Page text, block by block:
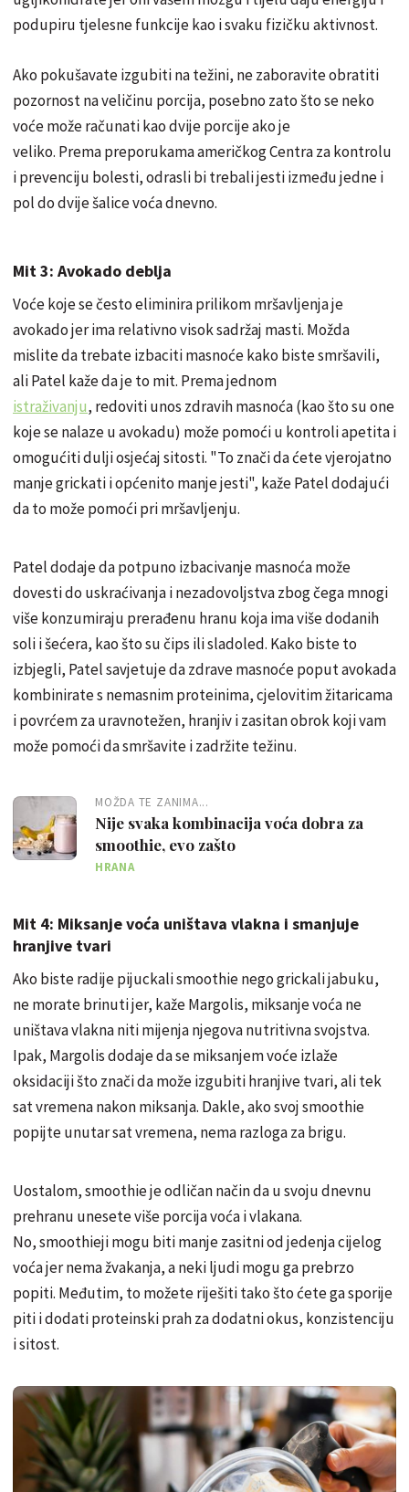
podupiru tjelesne funkcije kao i svaku fizičku aktivnost.
Ako pokušavate izgubiti na težini, ne zaboravite obratiti
pozornost na veličinu porcija, posebno zato što se neko
voće može računati kao dvije porcije ako je
veliko. Prema preporukama američkog Centra za kontrolu
i prevenciju bolesti, odrasli bi trebali jesti između jedne i
pol do dvije šalice voća dnevno.
Mit 3: Avokado deblja
Voće koje se često eliminira prilikom mršavljenja je
avokado jer ima relativno visok sadržaj masti. Možda
mislite da trebate izbaciti masnoće kako biste smršavili,
ali Patel kaže da je to mit. Prema jednom
istraživanju, redoviti unos zdravih masnoća (kao što su one
koje se nalaze u avokadu) može pomoći u kontroli apetita i
omogućiti dulji osjećaj sitosti. "To znači da ćete vjerojatno
manje grickati i općenito manje jesti", kaže Patel dodajući
da to može pomoći pri mršavljenju.
Patel dodaje da potpuno izbacivanje masnoća može
dovesti do uskraćivanja i nezadovoljstva zbog čega mnogi
više konzumiraju prerađenu hranu koja ima više dodanih
soli i šećera, kao što su čips ili sladoled. Kako biste to
izbjegli, Patel savjetuje da zdrave masnoće poput avokada
kombinirate s nemasnim proteinima, cjelovitim žitaricama
i povrćem za uravnotežen, hranjiv i zasitan obrok koji vam
može pomoći da smršavite i zadržite težinu.
MOŽDA TE ZANIMA...
Nije svaka kombinacija voća dobra za
smoothie, evo zašto
HRANA
Mit 4: Miksanje voća uništava vlakna i smanjuje
hranjive tvari
Ako biste radije pijuckali smoothie nego grickali jabuku,
ne morate brinuti jer, kaže Margolis, miksanje voća ne
uništava vlakna niti mijenja njegova nutritivna svojstva.
Ipak, Margolis dodaje da se miksanjem voće izlaže
oksidaciji što znači da može izgubiti hranjive tvari, ali tek
sat vremena nakon miksanja. Dakle, ako svoj smoothie
popijte unutar sat vremena, nema razloga za brigu.
Uostalom, smoothie je odličan način da u svoju dnevnu
prehranu unesete više porcija voća i vlakana.
No, smoothieji mogu biti manje zasitni od jedenja cijelog
voća jer nema žvakanja, a neki ljudi mogu ga prebrzo
popiti. Međutim, to možete riješiti tako što ćete ga sporije
piti i dodati proteinski prah za dodatni okus, konzistenciju
i sitost.